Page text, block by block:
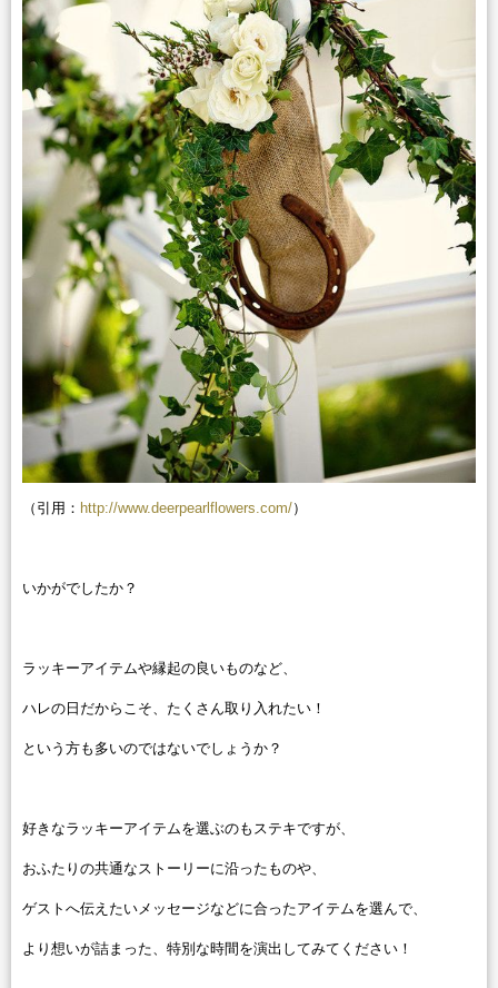
（引用： http://www.deerpearlflowers.com/）
いかがでしたか？
ラッキーアイテムや縁起の良いものなど、
ハレの日だからこそ、たくさん取り入れたい！
という方も多いのではないでしょうか？
好きなラッキーアイテムを選ぶのもステキですが、
おふたりの共通なストーリーに沿ったものや、
ゲストへ伝えたいメッセージなどに合ったアイテムを選んで、
より想いが詰まった、特別な時間を演出してみてください！